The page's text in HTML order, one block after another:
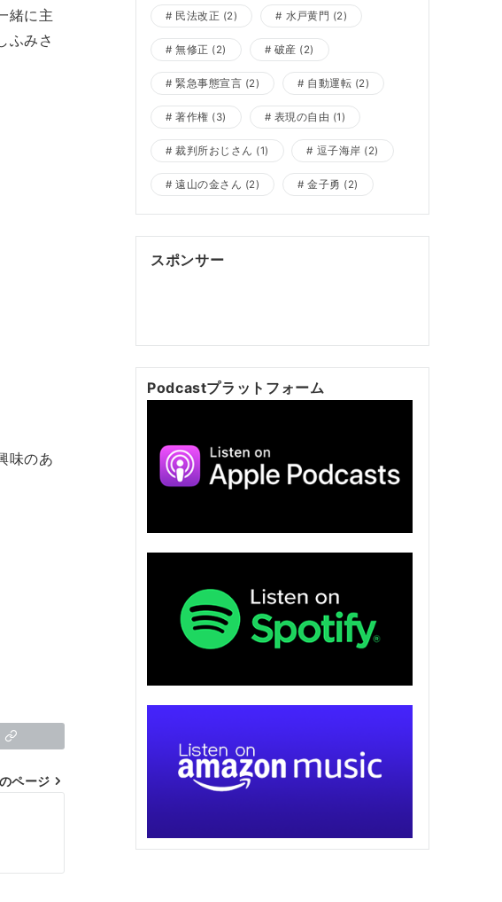
て
く
緒に主
ふみさ
味のあ
ページ
民法改正 (2) 水戸黄門 (2)
無修正 (2) 破産 (2)
緊急事態宣言 (2) 自動運転 (2)
著作権 (3) 表現の自由 (1)
裁判所おじさん (1) 逗子海岸 (2)
遠山の金さん (2) 金子勇 (2)
スポンサー
Podcastプラットフォーム